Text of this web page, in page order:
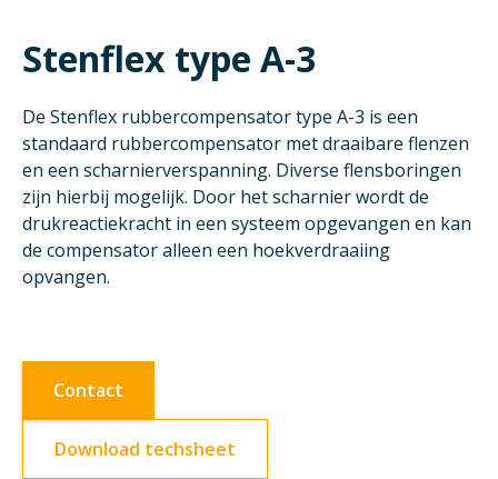
Stenflex type A-3
De Stenflex rubbercompensator type A-3 is een
standaard rubbercompensator met draaibare flenzen
en een scharnierverspanning. Diverse flensboringen
zijn hierbij mogelijk. Door het scharnier wordt de
drukreactiekracht in een systeem opgevangen en kan
de compensator alleen een hoekverdraaiing
opvangen.
Contact
Download techsheet